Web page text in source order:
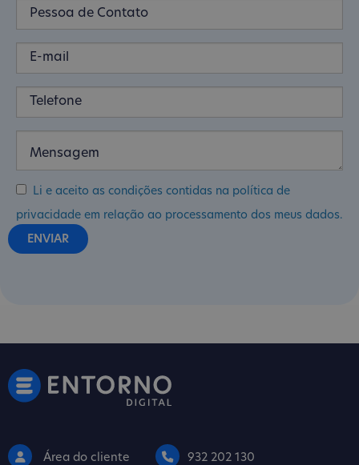
Li e aceito as condições contidas na política de
privacidade em relação ao processamento dos meus dados.
Área do cliente 932 202 130